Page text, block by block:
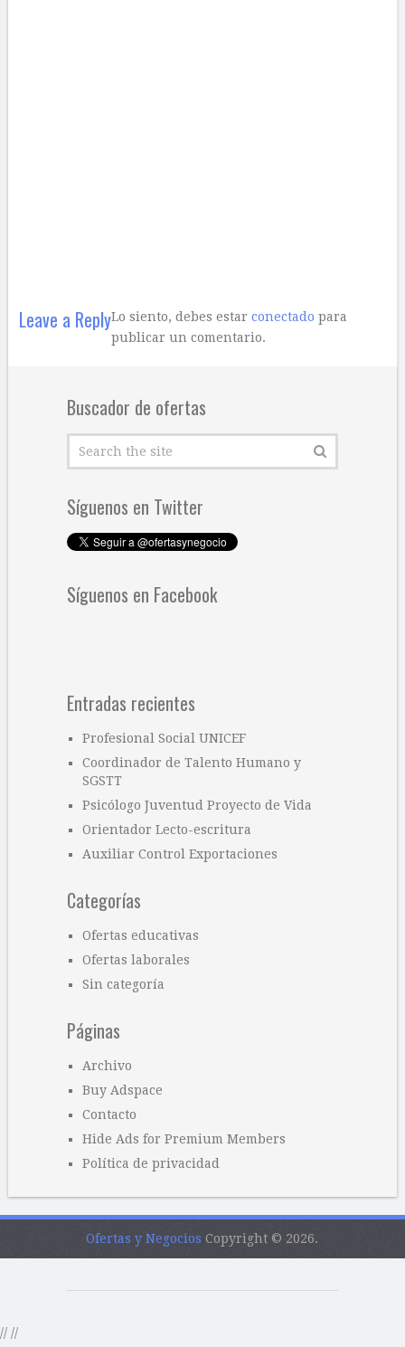
Leave a ReplyLo siento, debes estar conectado para
publicar un comentario.
Buscador de ofertas
Síguenos en Twitter
Síguenos en Facebook
Entradas recientes
Profesional Social UNICEF
Coordinador de Talento Humano y
SGSTT
Psicólogo Juventud Proyecto de Vida
Orientador Lecto-escritura
Auxiliar Control Exportaciones
Categorías
Ofertas educativas
Ofertas laborales
Sin categoría
Páginas
Archivo
Buy Adspace
Contacto
Hide Ads for Premium Members
Política de privacidad
Ofertas y Negocios Copyright © 2026.
// //